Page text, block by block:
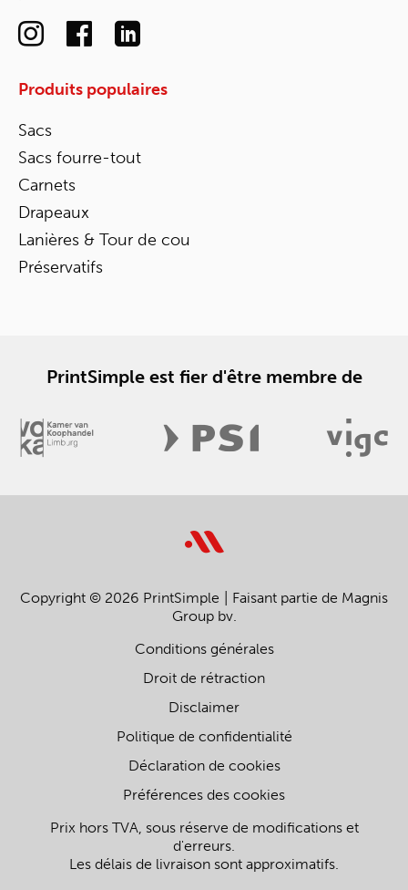
Produits populaires
Sacs
Sacs fourre-tout
Carnets
Drapeaux
Lanières & Tour de cou
Préservatifs
PrintSimple est fier d'être membre de
Copyright © 2026 PrintSimple
Faisant partie de Magnis
Group bv.
Conditions générales
Droit de rétraction
Disclaimer
Politique de confidentialité
Déclaration de cookies
Préférences des cookies
Prix hors TVA, sous réserve de modifications et
d'erreurs.
Les délais de livraison sont approximatifs.